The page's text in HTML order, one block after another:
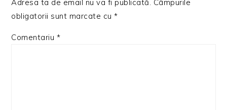
Adresa ta de email nu va fi publicată. Câmpurile
obligatorii sunt marcate cu*
Comentariu *